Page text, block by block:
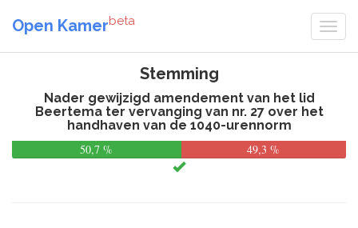
Open Kamerbeta
Stemming
Nader gewijzigd amendement van het lid
Beertema ter vervanging van nr. 27 over het
handhaven van de 1040-urennorm
50,7 %
49,3 %